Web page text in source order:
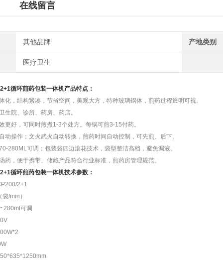
在线留言
其他品牌 产地类别
医疗卫生
循环煎药包装一体机产品特点：
化，结构紧凑，节省空间，美观大方，特种玻璃锅体，煎药过程透明可视。
生院、诊所、药房、药店。
更好，可同时煎煮1-3个处方。每锅可煎3-15付药。
动操作；文火武火自动转换，煎药时间自动控制，可先煎、后下。
280ML可调；包装袋四边滚花技术，袋型整洁高档，避免漏液。
药，便于携带、储藏产品符合行业标准，煎药房管理规范。
循环煎药包装一体机技术参数：
2+1
/min）
可调